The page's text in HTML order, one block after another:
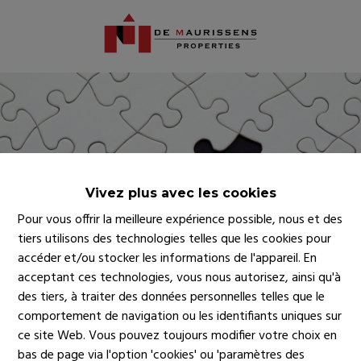
Vivez plus avec les cookies
Pour vous offrir la meilleure expérience possible, nous et des
tiers utilisons des technologies telles que les cookies pour
accéder et/ou stocker les informations de l'appareil. En
acceptant ces technologies, vous nous autorisez, ainsi qu'à
des tiers, à traiter des données personnelles telles que le
comportement de navigation ou les identifiants uniques sur
ce site Web. Vous pouvez toujours modifier votre choix en
bas de page via l'option 'cookies' ou 'paramètres des